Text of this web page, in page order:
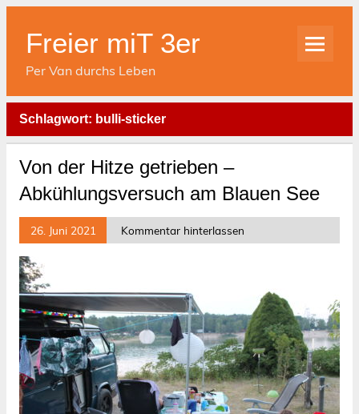
Skip
contentFreier miT 3er
Per Van durchs Leben
Schlagwort: bulli-sticker
Von der Hitze getrieben –
Abkühlungsversuch am Blauen See
26. Juni 2021 Kommentar hinterlassen